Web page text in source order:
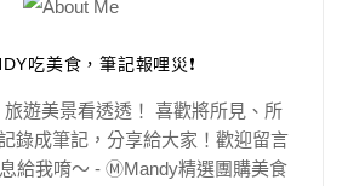
吃美食，筆記報哩災❗️
遊美景看透透！ 喜歡將所見、所
錄成筆記，分享給大家！歡迎留言
給我唷～ - Ⓜ️Mandy精選團購美食